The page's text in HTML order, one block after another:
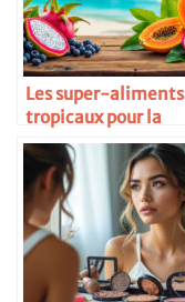
Les super-aliments
tropicaux pour la
santé